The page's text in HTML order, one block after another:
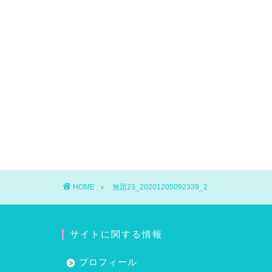
HOME 無題23_20201205092339_2
サイトに関する情報
プロフィール